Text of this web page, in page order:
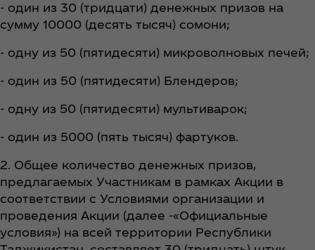
- один из 30 (тридцати) денежных призов на
сумму 10000 (десять тысяч) сомони;
- одну из 50 (пятидесяти) микроволновых печей;
- один из 50 (пятидесяти) Блендеров;
- одну из 50 (пятидесяти) мультиварок;
- один из 5000 (пять тысяч) фартуков.
2. Общее количество денежных призов,
предлагаемых Участникам в рамках Акции в
соответствии с Условиями организации и
проведения Акции (далее -«Официальные
условия») на всей территории Республики